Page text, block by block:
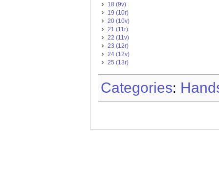
18 (9v)
19 (10r)
20 (10v)
21 (11r)
22 (11v)
23 (12r)
24 (12v)
25 (13r)
Categories: